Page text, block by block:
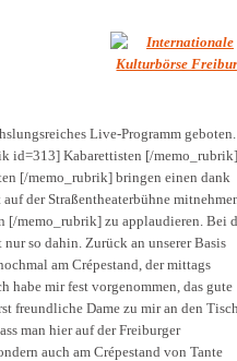
Live-Programm geboten.
id=313] Kabarettisten [/memo_rubrik],
[/memo_rubrik] bringen einen dank
der Straßentheaterbühne
[/memo_rubrik] zu applaudieren. Bei
so dahin. Zurück an unserer Basis
am Crépestand, der mittags
habe mir fest vorgenommen, das gute
freundliche Dame zu mir an den Tisch
man hier auf der Freiburger
auch am Crépestand von Tante